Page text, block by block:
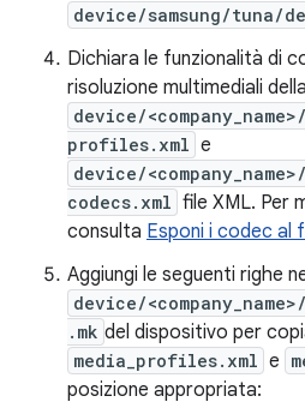
device/samsung/tuna/
Dichiara le funzionalità di
risoluzione multimediali
device/
profiles.xml e
device/
codecs.xml file XML. Per
consulta Esponi i codec al
Aggiungi le seguenti righe
device/
.mk del dispositivo per
media_profiles.xml e
posizione appropriata: